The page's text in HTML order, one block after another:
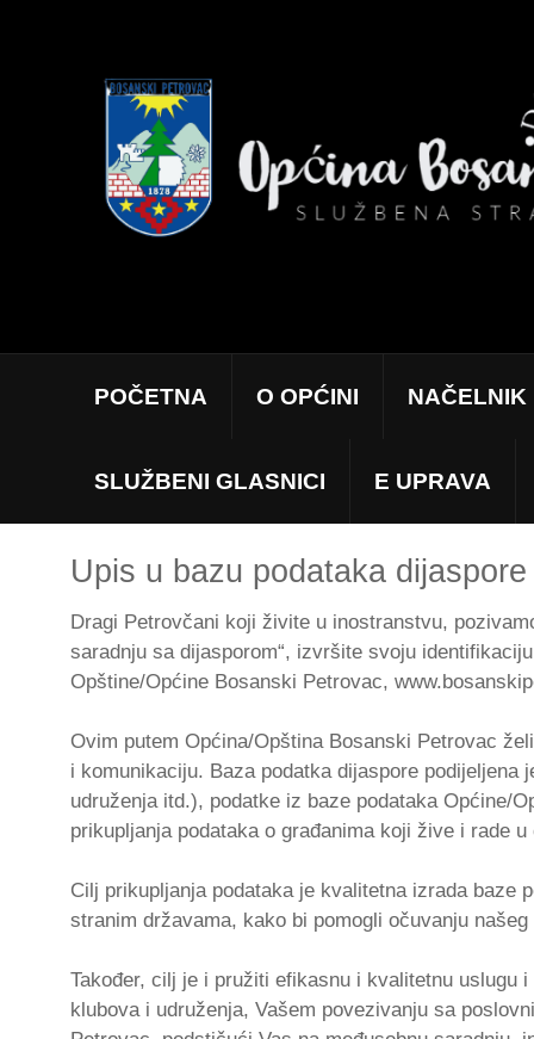
POČETNA O OPĆINI NAČELNIK
SLUŽBENI GLASNICI E UPRAVA
Upis u bazu podataka
Dragi Petrovčani koji živite u inostranstvu,
saradnju sa dijasporom“, izvršite svoju
Opštine/Općine Bosanski Petrovac,
Ovim putem Općina/Opština Bosanski Petrovac
i komunikaciju. Baza podatka dijaspore
udruženja itd.), podatke iz baze podataka Općine/
prikupljanja podataka o građanima koji žive i rade
Cilj prikupljanja podataka je kvalitetna izrada baze
stranim državama, kako bi pomogli očuvanju
Također, cilj je i pružiti efikasnu i kvalitetnu uslugu
klubova i udruženja, Vašem povezivanju sa